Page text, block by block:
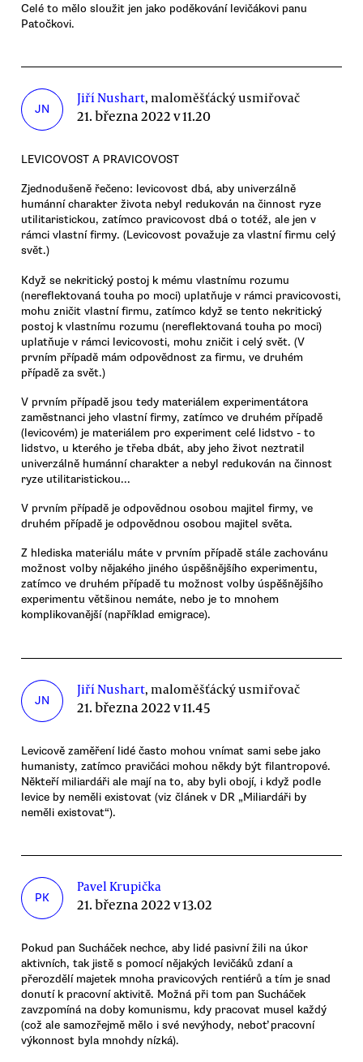
Celé to mělo sloužit jen jako poděkování levičákovi panu
Patočkovi.
JN
Jiří Nushart, maloměšťácký usmiřovač
21. března 2022 v 11.20
LEVICOVOST A PRAVICOVOST
Zjednodušeně řečeno: levicovost dbá, aby univerzálně
humánní charakter života nebyl redukován na činnost ryze
utilitaristickou, zatímco pravicovost dbá o totéž, ale jen v
rámci vlastní firmy. (Levicovost považuje za vlastní firmu celý
svět.)
Když se nekritický postoj k mému vlastnímu rozumu
(nereflektovaná touha po moci) uplatňuje v rámci pravicovosti,
mohu zničit vlastní firmu, zatímco když se tento nekritický
postoj k vlastnímu rozumu (nereflektovaná touha po moci)
uplatňuje v rámci levicovosti, mohu zničit i celý svět. (V
prvním případě mám odpovědnost za firmu, ve druhém
případě za svět.)
V prvním případě jsou tedy materiálem experimentátora
zaměstnanci jeho vlastní firmy, zatímco ve druhém případě
(levicovém) je materiálem pro experiment celé lidstvo - to
lidstvo, u kterého je třeba dbát, aby jeho život neztratil
univerzálně humánní charakter a nebyl redukován na činnost
ryze utilitaristickou...
V prvním případě je odpovědnou osobou majitel firmy, ve
druhém případě je odpovědnou osobou majitel světa.
Z hlediska materiálu máte v prvním případě stále zachovánu
možnost volby nějakého jiného úspěšnějšího experimentu,
zatímco ve druhém případě tu možnost volby úspěšnějšího
experimentu většinou nemáte, nebo je to mnohem
komplikovanější (například emigrace).
JN
Jiří Nushart, maloměšťácký usmiřovač
21. března 2022 v 11.45
Levicově zaměření lidé často mohou vnímat sami sebe jako
humanisty, zatímco pravičáci mohou někdy být filantropové.
Někteří miliardáři ale mají na to, aby byli obojí, i když podle
levice by neměli existovat (viz článek v DR „Miliardáři by
neměli existovat“).
PK
Pavel Krupička
21. března 2022 v 13.02
Pokud pan Sucháček nechce, aby lidé pasivní žili na úkor
aktivních, tak jistě s pomocí nějakých levičáků zdaní a
přerozdělí majetek mnoha pravicových rentiérů a tím je snad
donutí k pracovní aktivitě. Možná při tom pan Sucháček
zavzpomíná na doby komunismu, kdy pracovat musel každý
(což ale samozřejmě mělo i své nevýhody, neboť pracovní
výkonnost byla mnohdy nízká).